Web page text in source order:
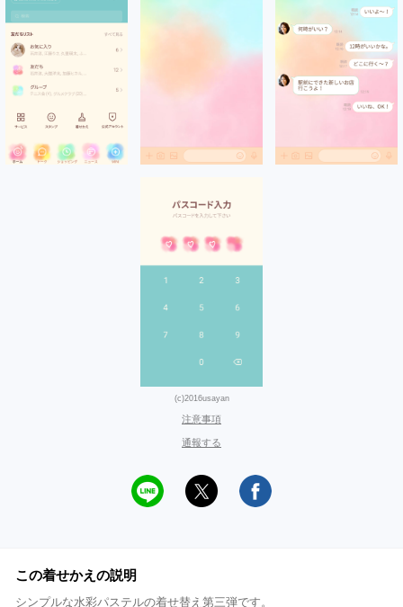
(c)2016usayan
注意事項
通報する
この着せかえの説明
シンプルな水彩パステルの着せ替え第三弾です。